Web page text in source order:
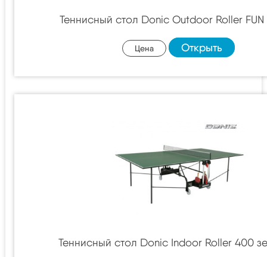
Теннисный стол Donic Outdoor Roller
Цена Открыть
Теннисный стол Donic Indoor Roller 400